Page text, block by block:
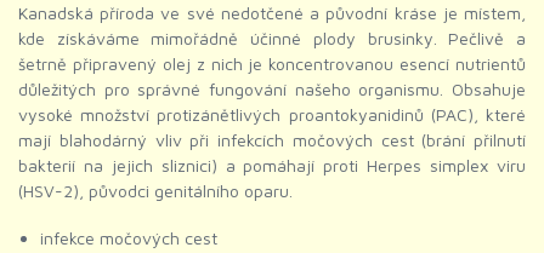
Kanadská příroda ve své nedotčené a původní kráse je místem,
kde získáváme mimořádně účinné plody brusinky. Pečlivě a
šetrně připravený olej z nich je koncentrovanou esencí nutrientů
důležitých pro správné fungování našeho organismu. Obsahuje
vysoké množství protizánětlivých proantokyanidinů (PAC), které
mají blahodárný vliv při infekcích močových cest (brání přilnutí
bakterií na jejich sliznici) a pomáhají proti Herpes simplex viru
(HSV-2), původci genitálního oparu.
infekce močových cest